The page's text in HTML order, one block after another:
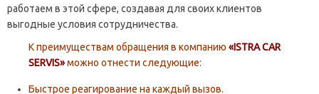
работаем в этой сфере, создавая для своих клиентов
выгодные условия сотрудничества.
К преимуществам обращения в компанию «ISTRA CAR
SERVIS»можно отнести следующие:
Быстрое реагирование на каждый вызов.